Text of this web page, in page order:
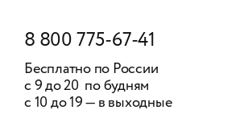
8 800 775-67-41
Бесплатно по России
с 9 до 20 по будням
с 10 до 19 — в выходные